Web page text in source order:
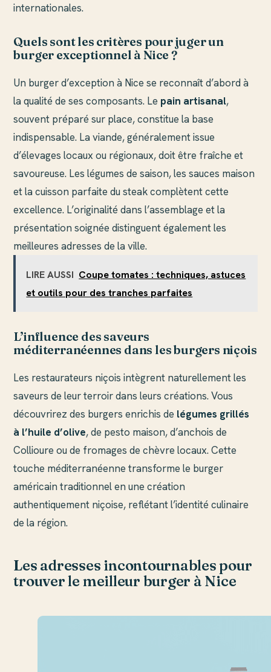
internationales.
Quels sont les critères pour juger un
burger exceptionnel à Nice ?
Un burger d’exception à Nice se reconnaît d’abord à
la qualité de ses composants. Le pain artisanal,
souvent préparé sur place, constitue la base
indispensable. La viande, généralement issue
d’élevages locaux ou régionaux, doit être fraîche et
savoureuse. Les légumes de saison, les sauces maison
et la cuisson parfaite du steak complètent cette
excellence. L’originalité dans l’assemblage et la
présentation soignée distinguent également les
meilleures adresses de la ville.
LIRE AUSSI Coupe tomates : techniques, astuces
et outils pour des tranches parfaites
L’influence des saveurs
méditerranéennes dans les burgers niçois
Les restaurateurs niçois intègrent naturellement les
saveurs de leur terroir dans leurs créations. Vous
découvrirez des burgers enrichis de légumes grillés
à l’huile d’olive, de pesto maison, d’anchois de
Collioure ou de fromages de chèvre locaux. Cette
touche méditerranéenne transforme le burger
américain traditionnel en une création
authentiquement niçoise, reflétant l’identité culinaire
de la région.
Les adresses incontournables pour
trouver le meilleur burger à Nice